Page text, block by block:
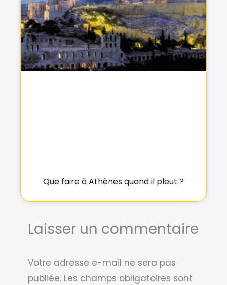
Que faire à Athènes quand il pleut ?
Laisser un commentaire
Votre adresse e-mail ne sera pas
publiée. Les champs obligatoires sont